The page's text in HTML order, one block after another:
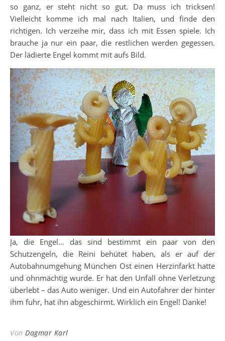
so ganz, er steht nicht so gut. Da muss ich tricksen!
Vielleicht komme ich mal nach Italien, und finde den
richtigen. Ich verzeihe mir, dass ich mit Essen spiele. Ich
brauche ja nur ein paar, die restlichen werden gegessen.
Der lädierte Engel kommt mit aufs Bild.
Ja, die Engel… das sind bestimmt ein paar von den
Schutzengeln, die Reini behütet haben, als er auf der
Autobahnumgehung München Ost einen Herzinfarkt hatte
und ohnmächtig wurde. Er hat den Unfall ohne Verletzung
überlebt – das Auto weniger. Und ein Autofahrer der hinter
ihm fuhr, hat ihn abgeschirmt. Wirklich ein Engel! Danke!
Von Dagmar Karl